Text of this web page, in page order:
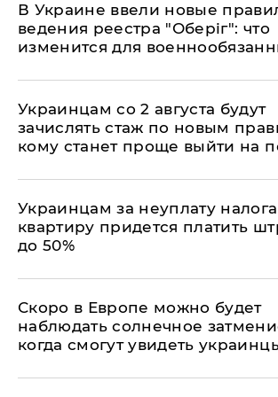
В Украине ввели новые
ведения реестра "Оберіг": что
изменится для
Украинцам со 2 августа будут
зачислять стаж по новым
кому станет проще выйти на
Украинцам за неуплату
квартиру придется платить
до 50%
Скоро в Европе можно будет
наблюдать солнечное
когда смогут увидеть